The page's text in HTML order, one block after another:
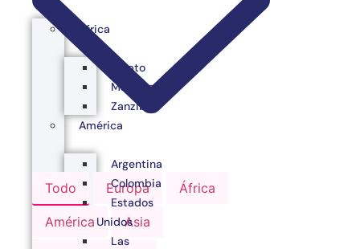
Todo Europa África
América Asia
África
Egipto
Marruecos
Zanzibar
América
Argentina
Colombia
Estados
Unidos
Las